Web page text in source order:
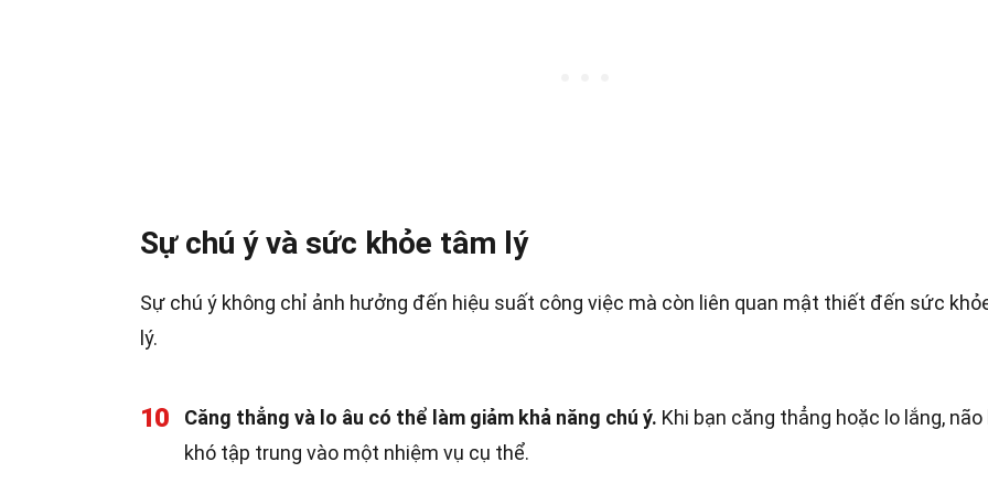
Sự chú ý và sức khỏe tâm lý
Sự chú ý không chỉ ảnh hưởng đến hiệu suất công việc mà còn liên quan mật thiết đến sức
lý.
10 Căng thẳng và lo âu có thể làm giảm khả năng chú ý. Khi bạn căng thẳng hoặc lo lắng, não
khó tập trung vào một nhiệm vụ cụ thể.